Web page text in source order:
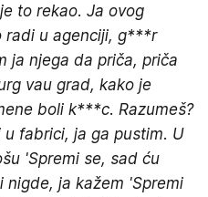
to rekao. Ja ovog
radi u agenciji, g***r
ja njega da priča, priča
vau grad, kako je
boli k***c. Razumeš?
fabrici, ja ga pustim. U
'Spremi se, sad ću
nigde, ja kažem 'Spremi